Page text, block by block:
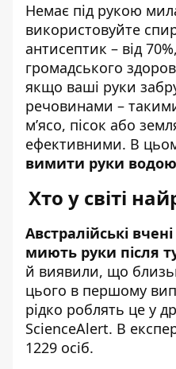
Немає під рукою
використовуйте
антисептик – від 70%,
громадського
якщо ваші руки
речовинами –
м’ясо, пісок або
ефективними. В
вимити руки
Хто у світі
Австралійські
миють руки після
й виявили, що
цього в першому
рідко роблять це у
ScienceAlert. В
1229 осіб.